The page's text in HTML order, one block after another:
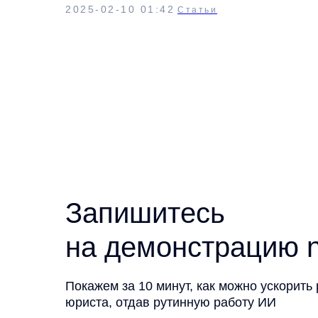
2025-02-10 01:42 Статьи
Покажем за 10 минут, как можно ускорить
юриста, отдав рутинную работу ИИ
Запишитесь
на демонстрацию